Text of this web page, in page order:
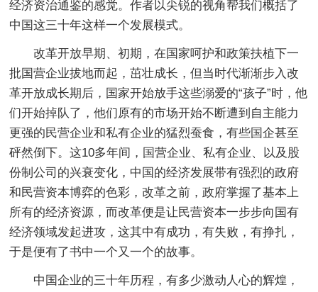
经济资治通鉴的感觉。作者以尖锐的视角帮我们概括了
中国这三十年这样一个发展模式。
改革开放早期、初期，在国家呵护和政策扶植下一
批国营企业拔地而起，茁壮成长，但当时代渐渐步入改
革开放成长期后，国家开始放手这些溺爱的“孩子”时，他
们开始掉队了，他们原有的市场开始不断遭到自主能力
更强的民营企业和私有企业的猛烈蚕食，有些国企甚至
砰然倒下。这10多年间，国营企业、私有企业、以及股
份制公司的兴衰变化，中国的经济发展带有强烈的政府
和民营资本博弈的色彩，改革之前，政府掌握了基本上
所有的经济资源，而改革便是让民营资本一步步向国有
经济领域发起进攻，这其中有成功，有失败，有挣扎，
于是便有了书中一个又一个的故事。
中国企业的三十年历程，有多少激动人心的辉煌，